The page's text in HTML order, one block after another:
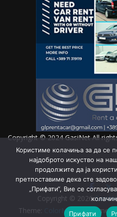
Copyright © 2024GasiNetAll
Copyright © 2026
Theme:
ColorMagby
Користиме колачиња за да се
најдоброто искуство на
продолжите да ја
претпоставиме дека сте
„Прифати“, Вие се
Прифати